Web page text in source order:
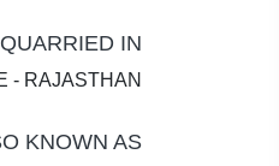
QUARRIED IN
- RAJASTHAN.
KNOWN AS